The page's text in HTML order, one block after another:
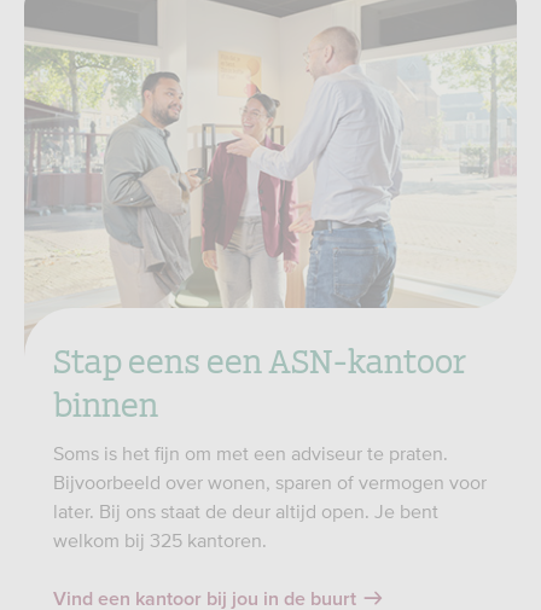
Stap eens een ASN-kantoor
binnen
Soms is het fijn om met een adviseur te praten.
Bijvoorbeeld over wonen, sparen of vermogen voor
later. Bij ons staat de deur altijd open. Je bent
welkom bij 325 kantoren.
Vind een kantoor bij jou in de buurt